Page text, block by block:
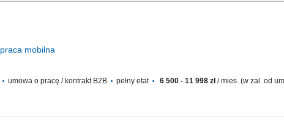
praca mobilna
umowa o pracę / kontrakt B2B pełny etat 6 500 - 11 998 zł/ mies. (w zal. od